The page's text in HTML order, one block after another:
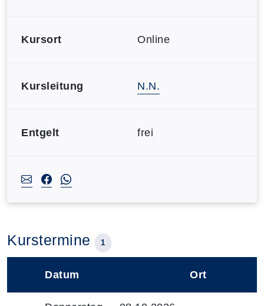
Kursort Online
Kursleitung N.N.
Entgelt frei
Kurstermine 1
Datum Ort